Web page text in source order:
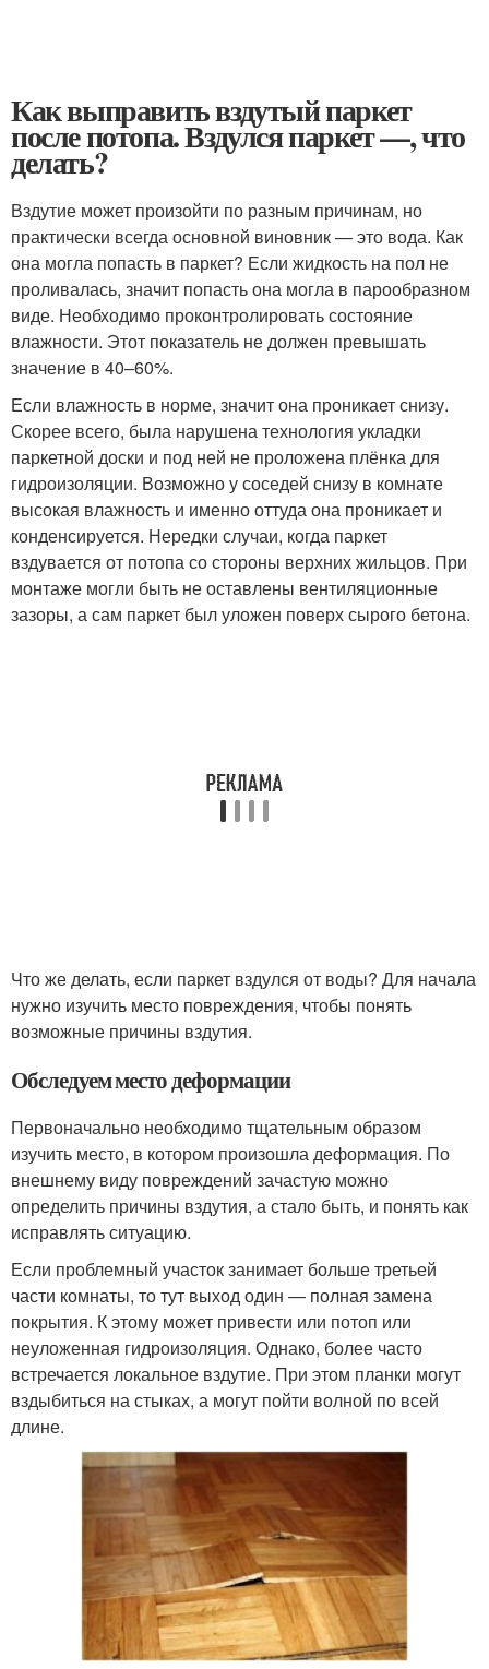
Как выправить вздутый паркет
после потопа. Вздулся паркет —, что
делать?
Вздутие может произойти по разным причинам, но
практически всегда основной виновник — это вода. Как
она могла попасть в паркет? Если жидкость на пол не
проливалась, значит попасть она могла в парообразном
виде. Необходимо проконтролировать состояние
влажности. Этот показатель не должен превышать
значение в 40–60%.
Если влажность в норме, значит она проникает снизу.
Скорее всего, была нарушена технология укладки
паркетной доски и под ней не проложена плёнка для
гидроизоляции. Возможно у соседей снизу в комнате
высокая влажность и именно оттуда она проникает и
конденсируется. Нередки случаи, когда паркет
вздувается от потопа со стороны верхних жильцов. При
монтаже могли быть не оставлены вентиляционные
зазоры, а сам паркет был уложен поверх сырого бетона.
Что же делать, если паркет вздулся от воды? Для начала
нужно изучить место повреждения, чтобы понять
возможные причины вздутия.
Обследуем место деформации
Первоначально необходимо тщательным образом
изучить место, в котором произошла деформация. По
внешнему виду повреждений зачастую можно
определить причины вздутия, а стало быть, и понять как
исправлять ситуацию.
Если проблемный участок занимает больше третьей
части комнаты, то тут выход один — полная замена
покрытия. К этому может привести или потоп или
неуложенная гидроизоляция. Однако, более часто
встречается локальное вздутие. При этом планки могут
вздыбиться на стыках, а могут пойти волной по всей
длине.